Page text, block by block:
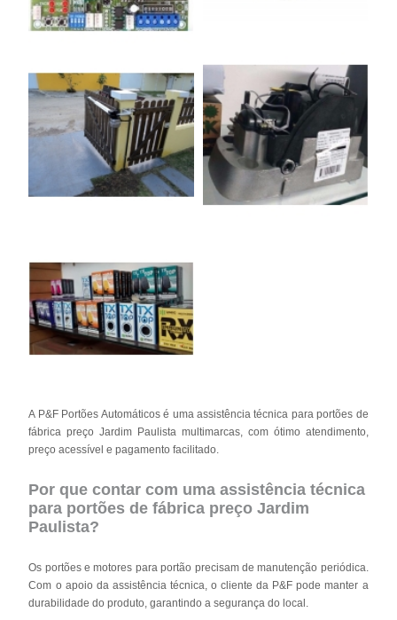
A P&F Portões Automáticos é uma assistência técnica para portões de
fábrica preço Jardim Paulista multimarcas, com ótimo atendimento,
preço acessível e pagamento facilitado.
Por que contar com uma assistência técnica
para portões de fábrica preço Jardim
Paulista?
Os portões e motores para portão precisam de manutenção periódica.
Com o apoio da assistência técnica, o cliente da P&F pode manter a
durabilidade do produto, garantindo a segurança do local.